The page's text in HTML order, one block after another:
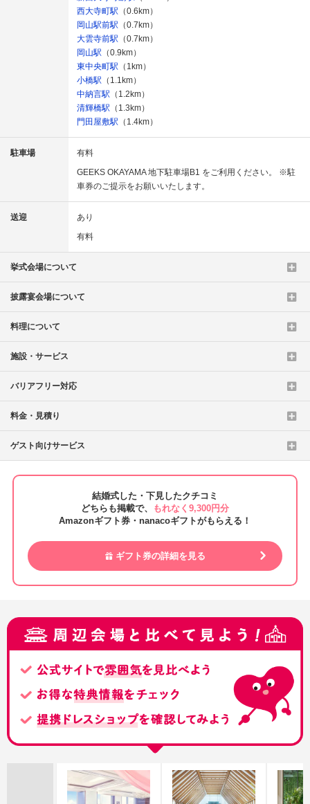
西大寺町駅 （0.6km）
岡山駅前駅 （0.7km）
大雲寺前駅 （0.7km）
岡山駅 （0.9km）
東中央町駅 （1km）
小橋駅 （1.1km）
中納言駅 （1.2km）
清輝橋駅 （1.3km）
門田屋敷駅 （1.4km）
駐車場
有料
GEEKS OKAYAMA 地下駐車場B1 をご利用ください。 ※駐
車券のご提示をお願いいたします。
送迎
あり
有料
挙式会場について
披露宴会場について
料理について
施設・サービス
バリアフリー対応
料金・見積り
ゲスト向けサービス
結婚式した・下見したクチコミ
どちらも掲載で、
もれなく9,300円分
Amazonギフト券・nanacoギフトがもらえる！
ギフト券の詳細を見る